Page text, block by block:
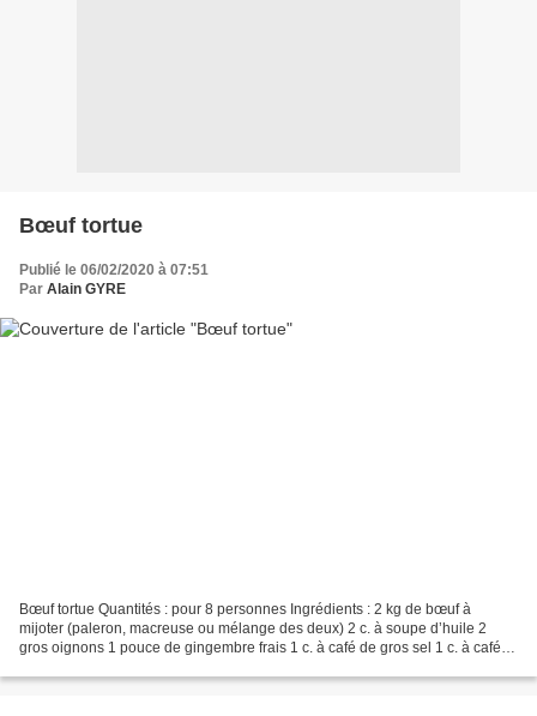
Bœuf tortue
Publié le 06/02/2020 à 07:51
Par Alain GYRE
Bœuf tortue Quantités : pour 8 personnes Ingrédients : 2 kg de bœuf à
mijoter (paleron, macreuse ou mélange des deux) 2 c. à soupe d’huile 2
gros oignons 1 pouce de gingembre frais 1 c. à café de gros sel 1 c. à café